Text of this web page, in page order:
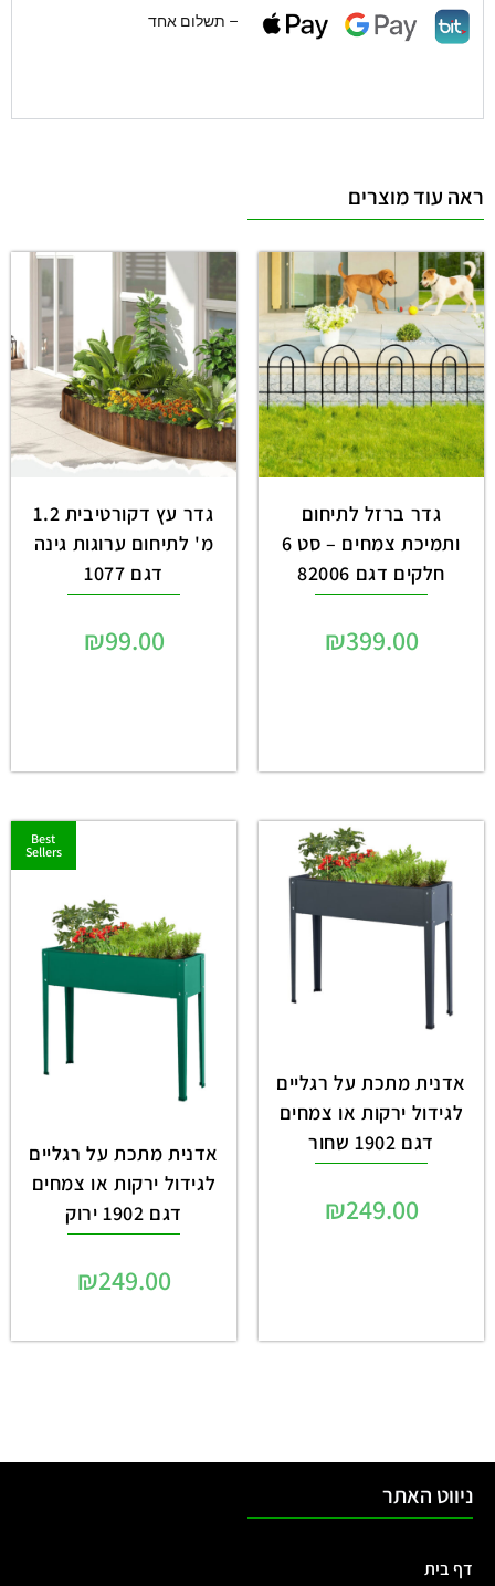
– תשלום אחד
ראה עוד מוצרים
גדר ברזל לתיחום
ותמיכת צמחים – סט 6
חלקים דגם 82006
₪399.00
גדר עץ דקורטיבית 1.2
מ' לתיחום ערוגות גינה
דגם 1077
₪99.00
אדנית מתכת על רגליים
לגידול ירקות או צמחים
דגם 1902 שחור
₪249.00
Best
Sellers
אדנית מתכת על רגליים
לגידול ירקות או צמחים
דגם 1902 ירוק
₪249.00
ניווט האתר
דף בית